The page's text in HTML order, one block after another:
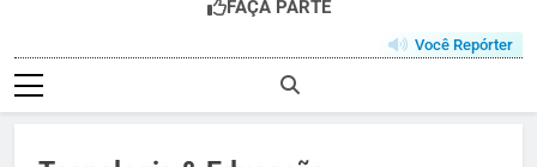
FAÇA PARTE
Você Repórter